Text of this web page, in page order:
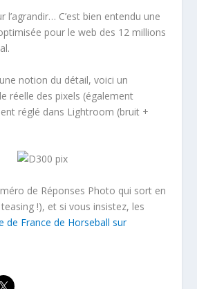
l’agrandir… C’est bien entendu une
pour le web des 12 millions
notion du détail, voici un
réelle des pixels (également
réglé dans Lightroom (bruit +
de Réponses Photo qui sort en
teasing !), et si vous insistez, les
de France de Horseball sur